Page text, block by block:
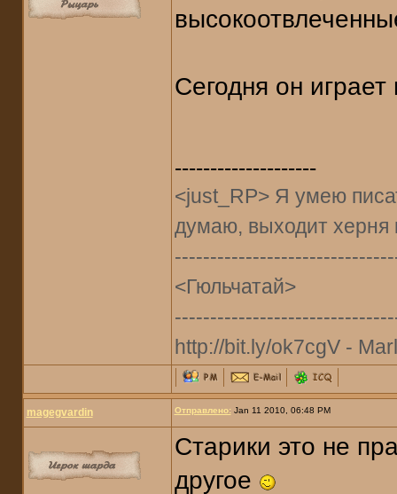
Сегодня он
--------------------
<just_RP> Я умею
думаю, выходит херня
<Гюльчатай>
http://bit.ly/ok7cgV -
magegvardin Отправлено:Jan 11 2010, 06:48 PM
Старики это не
другое